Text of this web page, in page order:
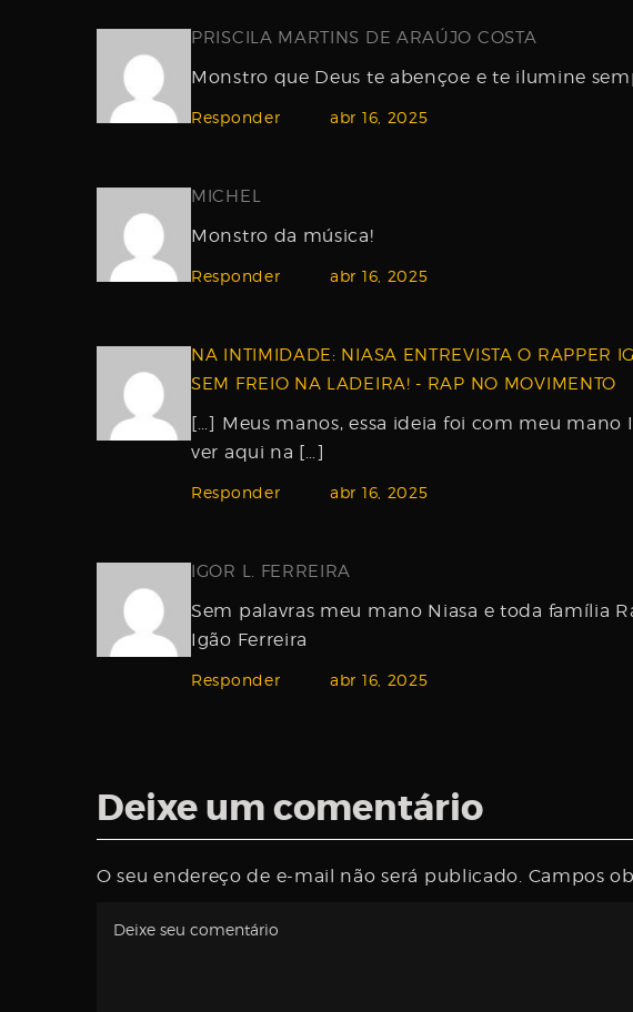
PRISCILA MARTINS DE ARAÚJO COSTA
Monstro que Deus te abençoe e te ilumine
Responder abr 16, 2025
MICHEL
Monstro da música!
Responder abr 16, 2025
NA INTIMIDADE: NIASA ENTREVISTA O RAPPER
SEM FREIO NA LADEIRA! - RAP NO MOVIMENTO
[…] Meus manos, essa ideia foi com meu
ver aqui na […]
Responder abr 16, 2025
IGOR L. FERREIRA
Sem palavras meu mano Niasa e toda família
Igão Ferreira
Responder abr 16, 2025
Deixe um comentário
O seu endereço de e-mail não será publicado. Campos